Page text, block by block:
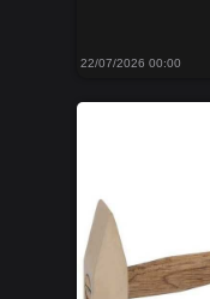
22/07/2026 00:00